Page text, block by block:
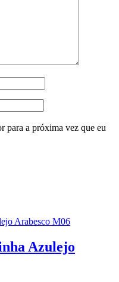
para a próxima vez que eu
Azulejo